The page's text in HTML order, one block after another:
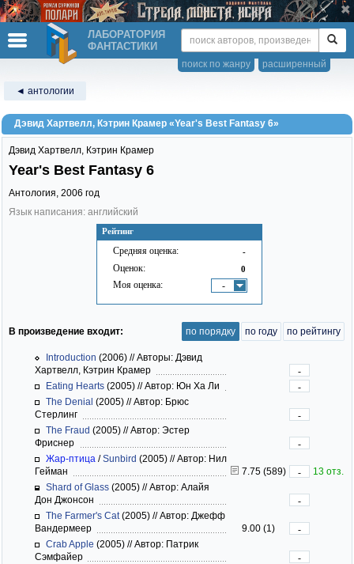
ЛАБОРАТОРИЯ
ФАНТАСТИКИ
расширенный
поиск по жанру
◄ антологии
Дэвид Хартвелл, Кэтрин Крамер «Year's Best Fantasy 6»
Рейтинг
Средняя оценка: -
Оценок: 0
Моя оценка: -
Дэвид Хартвелл, Кэтрин Крамер
Year's Best Fantasy 6
Антология, 2006 год
Язык написания: английский
В произведение входит: по порядку по году по рейтингу
Introduction (2006) //Авторы: Дэвид
Хартвелл, Кэтрин Крамер
-
Eating Hearts (2005) //Автор: Юн Ха Ли
-
The Denial (2005) //Автор: Брюс
Стерлинг
-
The Fraud (2005) //Автор: Эстер
Фриснер
-
Жар-птица /Sunbird (2005) //Автор: Нил
Гейман
7.75 (589) -
13 отз.
Shard of Glass (2005) //Автор: Алайя
Дон Джонсон
-
The Farmer's Cat(2005) //Автор: Джефф
Вандермеер
9.00 (1)
-
Crab Apple (2005) //Автор: Патрик
Сэмфайер
-